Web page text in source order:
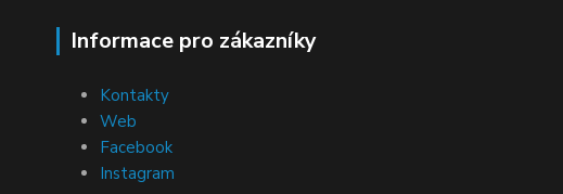
Informace pro zákazníky
Kontakty
Web
Facebook
Instagram